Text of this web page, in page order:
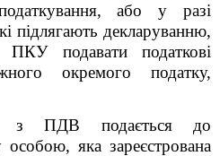
або у разі
підлягають декларуванню,
подавати податкові
окремого податку,
з ПДВ подається до
яка зареєстрована